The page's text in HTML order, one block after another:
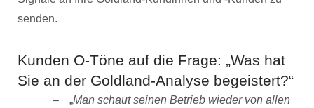
senden.
Kunden O-Töne auf die Frage: „Was hat
Sie an der Goldland-Analyse begeistert?“
„Man schaut seinen Betrieb wieder von allen